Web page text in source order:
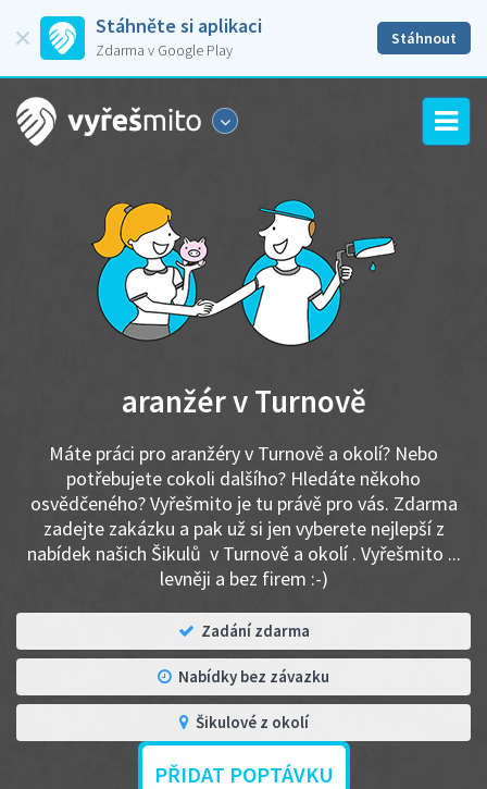
Stáhněte si aplikaci
Zdarma v Google Play
Stáhnout
aranžér v Turnově
Máte práci pro aranžéry v Turnově a okolí? Nebo
potřebujete cokoli dalšího? Hledáte někoho
osvědčeného? Vyřešmito je tu právě pro vás. Zdarma
zadejte zakázku a pak už si jen vyberete nejlepší z
nabídek našich Šikulů v Turnově a okolí . Vyřešmito ...
levněji a bez firem :-)
Zadání zdarma
Nabídky bez závazku
Šikulové z okolí
PŘIDAT POPTÁVKU